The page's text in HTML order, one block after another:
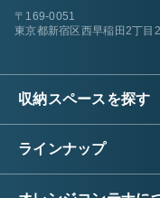
〒169-0051
東京都新宿区西早稲田2丁目
収納スペースを探す
ラインナップ